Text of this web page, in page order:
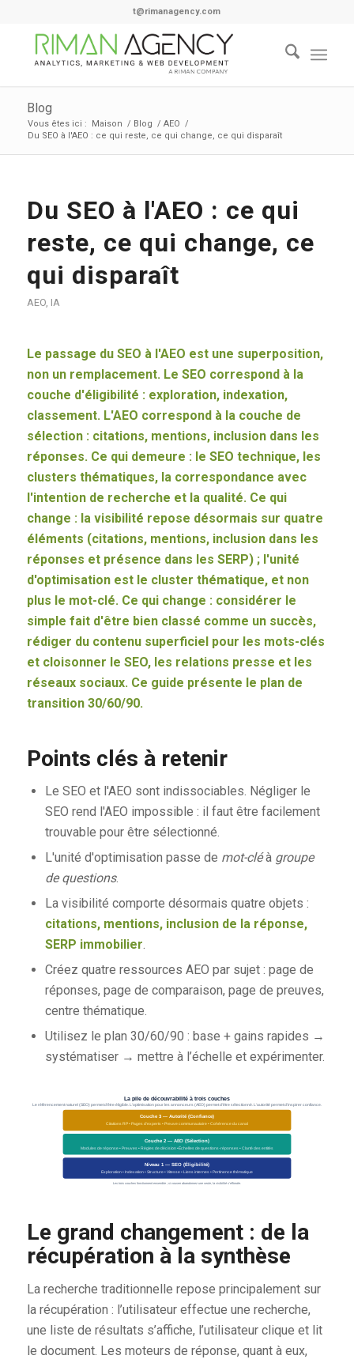
t@rimanagency.com
Blog
Vous êtes ici : Maison / Blog / AEO /
Du SEO à l'AEO : ce qui reste, ce qui change, ce qui disparaît
Du SEO à l'AEO : ce qui
reste, ce qui change, ce
qui disparaît
AEO, IA
Le passage du SEO à l'AEO est une superposition,
non un remplacement. Le SEO correspond à la
couche d'éligibilité : exploration, indexation,
classement. L'AEO correspond à la couche de
sélection : citations, mentions, inclusion dans les
réponses. Ce qui demeure : le SEO technique, les
clusters thématiques, la correspondance avec
l'intention de recherche et la qualité. Ce qui
change : la visibilité repose désormais sur quatre
éléments (citations, mentions, inclusion dans les
réponses et présence dans les SERP) ; l'unité
d'optimisation est le cluster thématique, et non
plus le mot-clé. Ce qui change : considérer le
simple fait d'être bien classé comme un succès,
rédiger du contenu superficiel pour les mots-clés
et cloisonner le SEO, les relations presse et les
réseaux sociaux. Ce guide présente le plan de
transition 30/60/90.
Points clés à retenir
Le SEO et l'AEO sont indissociables. Négliger le
SEO rend l'AEO impossible : il faut être facilement
trouvable pour être sélectionné.
L'unité d'optimisation passe de mot-cléà groupe
de questions.
La visibilité comporte désormais quatre objets :
citations, mentions, inclusion de la réponse,
SERP immobilier
Créez quatre ressources AEO par sujet : page de
réponses, page de comparaison, page de preuves,
centre thématique.
Utilisez le plan 30/60/90 : base + gains rapides →
systématiser → mettre à l’échelle et expérimenter.
La pile de découvrabilité à trois couches
Le référencement naturel (SEO) permet d'être éligible. L'optimisation pour les annonceurs (AEO) permet d'être sélectionné. L'autorité permet d'inspirer confiance.
Niveau 1 — SEO (Éligibilité)
Exploration • Indexation • Structure • Vitesse • Liens internes • Pertinence thématique
Couche 2 — AEO (Sélection)
Modules de réponse • Preuves • Règles de décision • Échelles de questions-réponses • Clarté des entités
Couche 3 — Autorité (Confiance)
Citations RP • Pages d'experts • Preuve communautaire • Cohérence du canal
Les trois couches fonctionnent ensemble ; si vous en abandonnez une seule, la visibilité s’effondre.
Le grand changement : de la
récupération à la synthèse
La recherche traditionnelle repose principalement sur
la récupération : l’utilisateur effectue une recherche,
une liste de résultats s’affiche, l’utilisateur clique et lit
le document. Les moteurs de réponse, quant à eux,